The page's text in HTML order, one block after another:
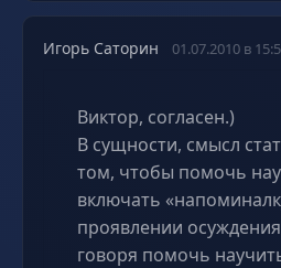
Игорь Саторин 01.07.2010 в
Виктор, согласен.)
В сущности, смысл
том, чтобы помочь
включать
проявлении
говоря помочь